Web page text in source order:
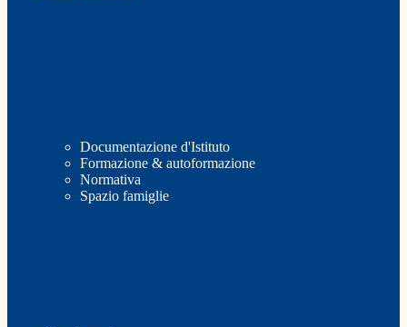
Documentazione d'Istituto
Formazione & autoformazione
Normativa
Spazio famiglie